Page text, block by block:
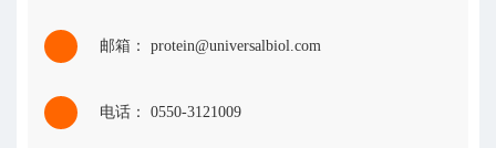
邮箱： protein@universalbiol.com
电话： 0550-3121009